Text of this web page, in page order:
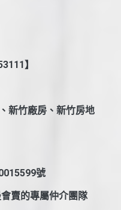
】
新竹廠房、新竹房地
號
賣的專屬仲介團隊